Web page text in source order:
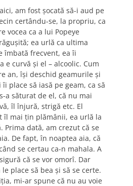
am fost șocată să-i aud pe
certându-se, la propriu, ca
vocea ca a lui Popeye
ea urlă ca ultima
îmbată frecvent, ea îi
e curvă și el – alcoolic. Cum
an, își deschid geamurile și
place să iasă pe geam, ca să
a săturat de el, că nu mai
îl înjură, strigă etc. El
îl mai țin plămânii, ea urlă la
Prima dată, am crezut că se
De fapt, în noaptea aia, că
se certau ca-n mahala. A
că se vor omorî. Dar
place să bea și să se certe.
mi-ar spune că nu au voie